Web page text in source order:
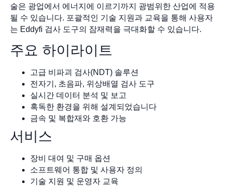
술은 광업에서 에너지에 이르기까지 광범위한 산업에 적용
될 수 있습니다. 포괄적인 기술 지원과 교육을 통해 사용자
는 Eddyfi 검사 도구의 잠재력을 극대화할 수 있습니다.
주요 하이라이트
고급 비파괴 검사(NDT) 솔루션
전자기, 초음파, 위상배열 검사 도구
실시간 데이터 분석 및 보고
혹독한 환경을 위해 설계되었습니다
금속 및 복합재와 호환 가능
서비스
장비 대여 및 구매 옵션
소프트웨어 통합 및 사용자 정의
기술 지원 및 운영자 교육